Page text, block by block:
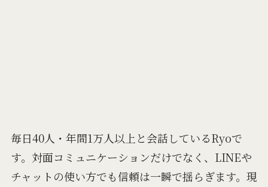
毎日40人・年間1万人以上と会話しているRyoで
す。対面コミュニケーションだけでなく、LINEや
チャットの使い方でも信頼は一瞬で揺らぎます。現